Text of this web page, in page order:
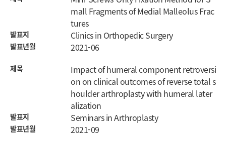
mall Fragments of Medial Malleolus Frac
tures
발표지 Clinics in Orthopedic Surgery
발표년월 2021-06
제목
Impact of humeral component retroversi
on on clinical outcomes of reverse total s
houlder arthroplasty with humeral later
alization
발표지 Seminars in Arthroplasty
발표년월 2021-09